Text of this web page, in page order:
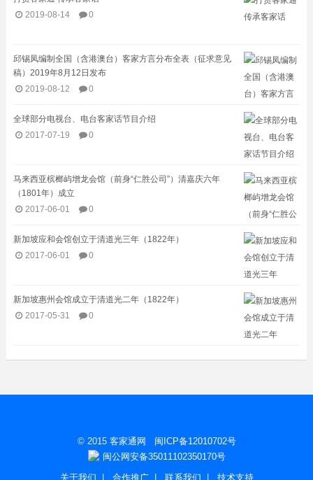
2019-08-14
0
邱锡凤编制全国（含港澳台）客家方言分布全表（征求意见
稿）2019年8月12日发布
2019-08-12
0
全球部分电视台、电台客家话节目介绍​
2017-07-19
0
马来西亚槟榔屿增龙会馆（前身“仁胜公司”）清嘉庆六年
（1801年）成立
2017-06-01
0
新加坡应和会馆创立于清道光三年（1822年）
2017-06-01
0
新加坡惠州会馆成立于清道光二年（1822年）
2017-05-31
0
© 2015 客家通网
闽ICP备12010702号
闽公网安备35011102350170号
关于我们 | 合作推广| 联系我们 | 技术支持